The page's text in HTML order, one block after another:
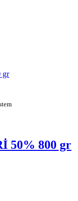
50% 800 gr